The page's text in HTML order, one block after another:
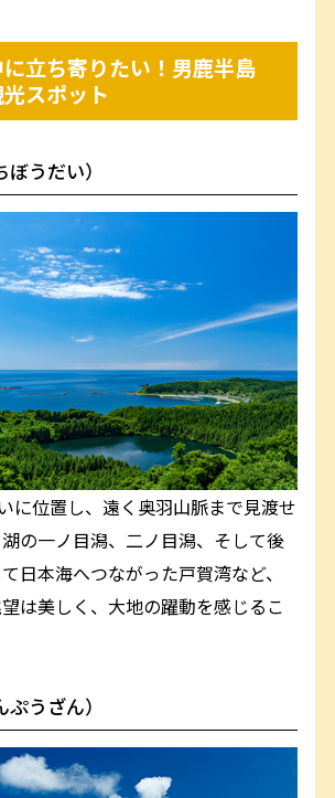
に立ち寄りたい！男鹿半島
スポット
うだい）
に位置し、遠く奥羽山脈まで見渡せ
の一ノ目潟、二ノ目潟、そして後
日本海へつながった戸賀湾など、
は美しく、大地の躍動を感じるこ
うざん）